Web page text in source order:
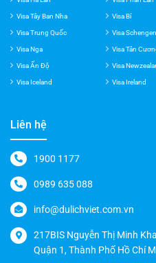
Visa Hà Lan Visa Phần Lan
Visa Tây Ban Nha Visa Bỉ
Visa Trung Quốc Visa
Visa Nga Visa Tân
Visa Ấn Độ Visa
Liên hệ
217BIS Nguyễn Thị Minh